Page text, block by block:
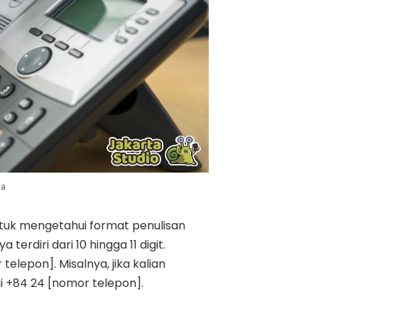
mengetahui format penulisan
dari 10 hingga 11 digit.
Misalnya, jika kalian
+84 24 [nomor telepon].